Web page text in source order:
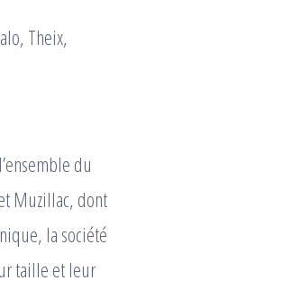
Theix,
du
Muzillac, dont
la société
taille et leur